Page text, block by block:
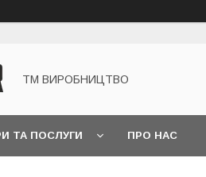
ТМ ВИРОБНИЦТВО
ТА ПОСЛУГИ ПРО НАС